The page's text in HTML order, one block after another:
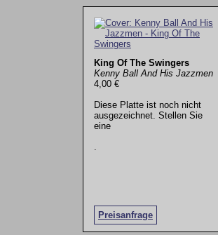
King Of The Swingers
Kenny Ball And His Jazzmen
4,00 €
Diese Platte ist noch nicht
ausgezeichnet. Stellen Sie
eine
Preisanfrage
.